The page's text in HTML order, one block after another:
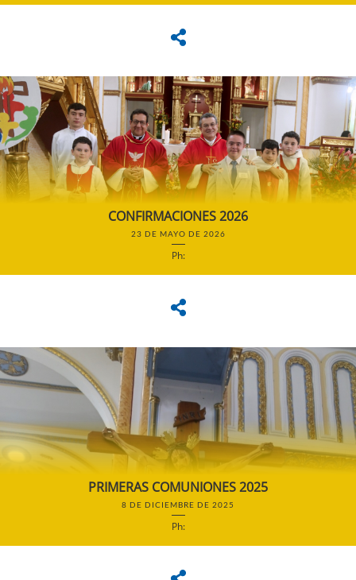
CONFIRMACIONES 2026
23 DE MAYO DE 2026
Ph:
PRIMERAS COMUNIONES 2025
8 DE DICIEMBRE DE 2025
Ph: